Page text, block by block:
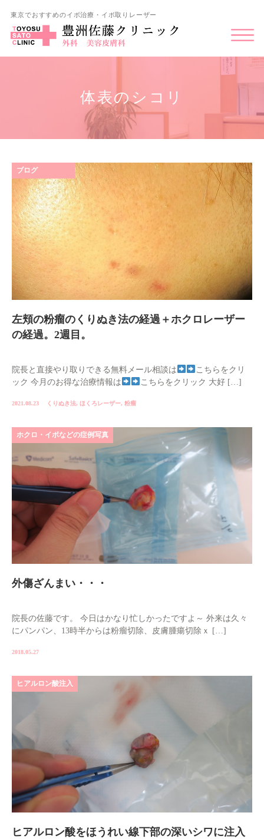
東京でおすすめのイボ治療・イボ取りレーザー
体表のシコリ
ブログ
左頬の粉瘤のくりぬき法の経過＋ホクロレーザー
の経過。2週目。
院長と直接やり取りできる無料メール相談は
こちらをクリ
ック 今月のお得な治療情報は
こちらをクリック 大好 […]
2021.08.23 くりぬき法, ほくろレーザー, 粉瘤
ホクロ・イボなどの症例写真
外傷ざんまい・・・
院長の佐藤です。 今日はかなり忙しかったですよ～ 外来は久々
にパンパン、13時半からは粉瘤切除、皮膚腫瘍切除ｘ […]
2018.05.27
ヒアルロン酸注入
ヒアルロン酸をほうれい線下部の深いシワに注入